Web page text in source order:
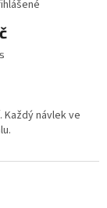
Každý návlek ve